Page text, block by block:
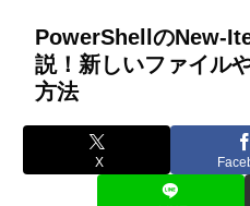
PowerShellのNew-
説！新しいファイル
方法
X